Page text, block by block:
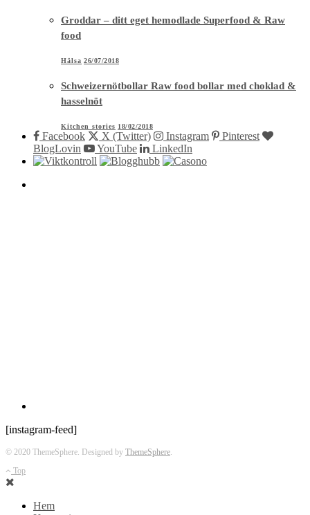
Groddar – ditt eget hemodlade Superfood & Raw
food
Hälsa 26/07/2018
Schweizernötbollar Raw food bollar med choklad &
hasselnöt
Kitchen stories 18/02/2018
Facebook X (Twitter) Instagram
Pinterest
BlogLovin
YouTube LinkedIn
[instagram-feed]
© 2020 ThemeSphere. Designed by ThemeSphere.
Top
Hem